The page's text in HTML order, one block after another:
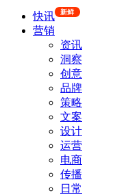
快讯 新鲜
营销
资讯
洞察
创意
品牌
策略
文案
设计
运营
电商
传播
日常